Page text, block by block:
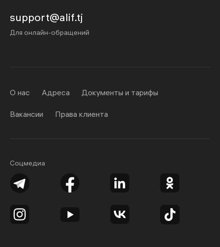
support@alif.tj
Для онлайн-обращений
Соцмедиа
О нас Адреса Документы и тарифы
Вакансии Права клиента